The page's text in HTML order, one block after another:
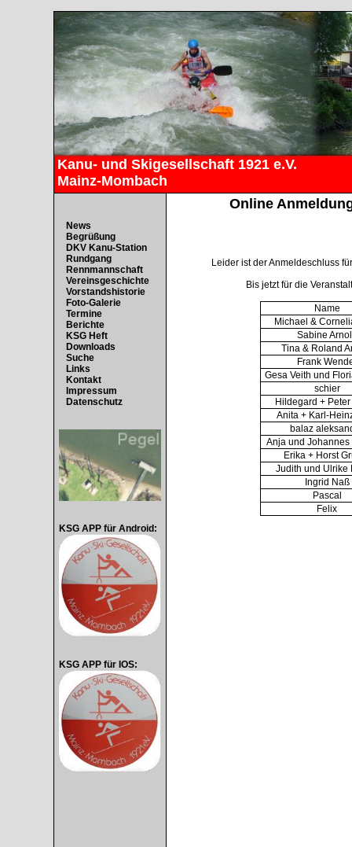
Kanu- und Skigesellschaft 1921 e.V.
Mainz-Mombach
News
Begrüßung
DKV Kanu-Station
Rundgang
Rennmannschaft
Vereinsgeschichte
Vorstandshistorie
Foto-Galerie
Termine
Berichte
KSG Heft
Downloads
Suche
Links
Kontakt
Impressum
Datenschutz
KSG APP für Android:
KSG APP für IOS:
Online
Leider ist der Anmeldeschluss
Bis jetzt für die
Name
Michael &
Sabine
Tina & Roland
Frank
Gesa Veith und
schier
Hildegard +
Anita + Karl-
balaz
Anja und Johannes
Erika + Horst
Judith und Ulrike
Ingrid Naß
Pascal
Felix